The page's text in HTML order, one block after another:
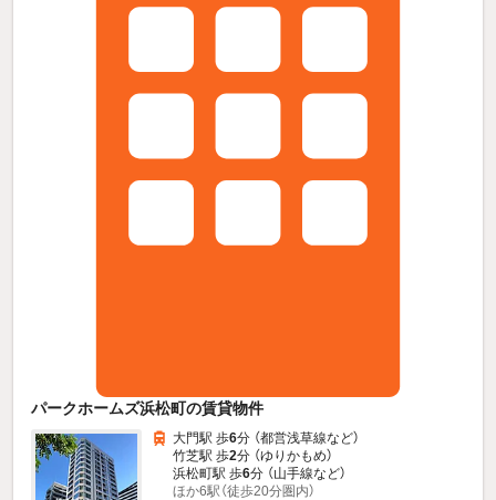
パークホームズ浜松町の賃貸物件
大門駅 歩6分 （都営浅草線など）
竹芝駅 歩2分 （ゆりかもめ）
浜松町駅 歩6分 （山手線など）
ほか6駅（徒歩20分圏内）